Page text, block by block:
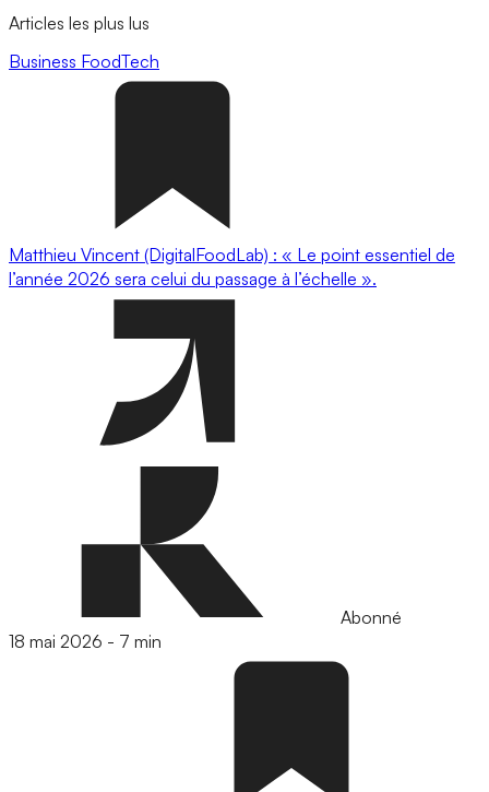
Articles les plus lus
Business FoodTech
Matthieu Vincent (DigitalFoodLab) : « Le point essentiel de
l’année 2026 sera celui du passage à l’échelle ».
Abonné
18 mai 2026 - 7 min